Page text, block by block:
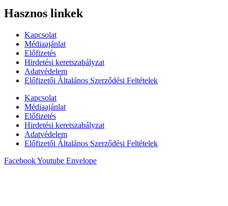
Hasznos linkek
Kapcsolat
Médiaajánlat
Előfizetés
Hirdetési keretszabályzat
Adatvédelem
Előfizetői Általános Szerződési Feltételek
Kapcsolat
Médiaajánlat
Előfizetés
Hirdetési keretszabályzat
Adatvédelem
Előfizetői Általános Szerződési Feltételek
FacebookYoutube Envelope